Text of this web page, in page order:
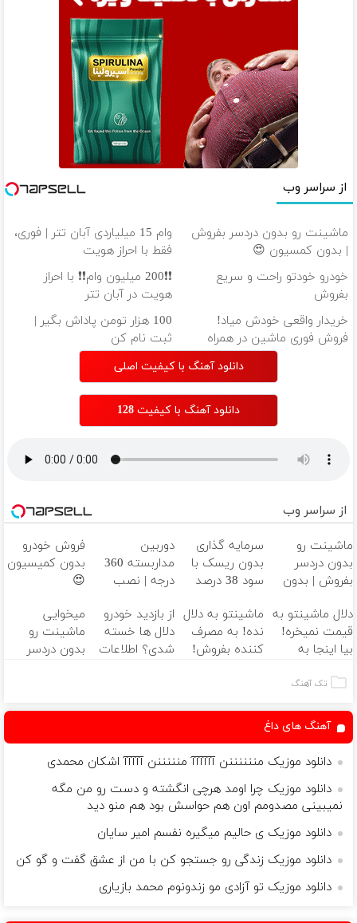
از سراسر وب
ماشینت رو بدون دردسر بفروش
| بدون کمسیون 😍
وام 15 میلیاردی آبان تتر | فوری،
فقط با احراز هویت
خودرو خودتو راحت و سریع
بفروش
❗❗200 میلیون وام❗❗ با احراز
هویت در آبان تتر
خریدار واقعی خودش میاد!
فروش فوری ماشین در همراه
100 هزار تومن پاداش بگیر |
ثبت نام کن
دانلود آهنگ با کیفیت اصلی
دانلود آهنگ با کیفیت 128
از سراسر وب
ماشینت رو
بدون دردسر
بفروش | بدون
سرمایه گذاری
بدون ریسک با
سود 38 درصد
دوربین
مداربسته 360
درجه | نصب
فروش خودرو
بدون کمیسیون
😍
دلال ماشینتو به
قیمت نمیخره!
بیا اینجا به
بفروش*فقط
ماشینتو به دلال
نده! به مصرف
کننده بفروش!
از بازدید خودرو
دلال ها خسته
شدی؟ اطلاعات
میخوایی
ماشینت رو
بدون دردسر
تک آهنگ
آهنگ های داغ
دانلود موزیک مننننننن آآآآآآ منننننن آآآآآ اشکان محمدی
دانلود موزیک چرا اومد هرچی انگشته و دست رو من مگه
نمیبینی مصدومم اون هم حواسش بود هم منو دید
دانلود موزیک ی حالیم میگیره نفسم امیر سایان
دانلود موزیک زندگی رو جستجو کن با من از عشق گفت و گو کن
دانلود موزیک تو آزادی مو زندونوم محمد بازیاری